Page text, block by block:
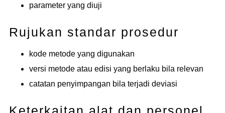
parameter yang diuji
Rujukan standar prosedur
kode metode yang digunakan
versi metode atau edisi yang berlaku bila relevan
catatan penyimpangan bila terjadi deviasi